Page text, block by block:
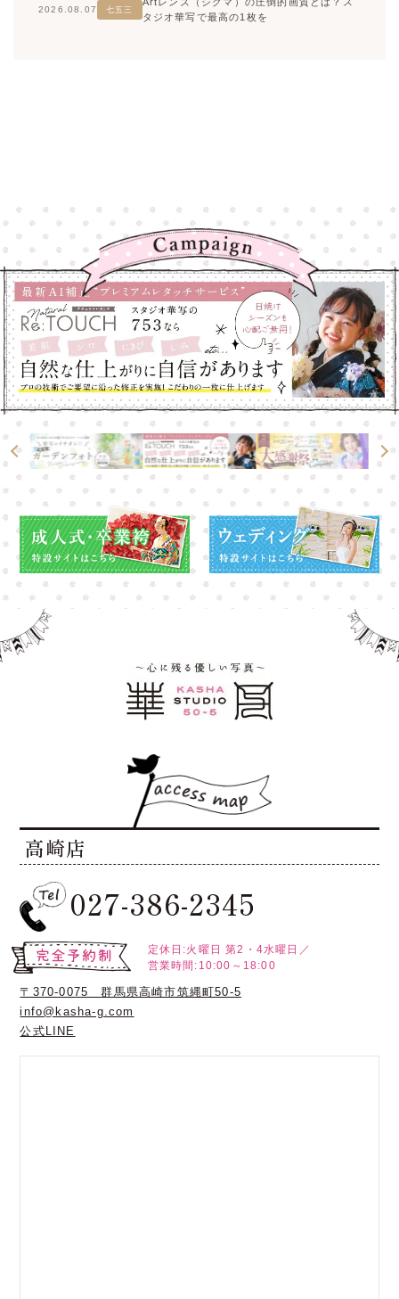
2026.08.07 七五三
タジオ華写で最高の1枚を
高崎店
027-386-2345
定休日:火曜日 第2・4水曜日／
営業時間:10:00～18:00
〒370-0075 群馬県高崎市筑縄町50-5
info@kasha-g.com
公式LINE
高崎店
大宮店
高崎店
大宮店